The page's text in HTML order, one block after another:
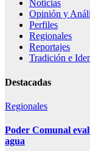
Noticias
Opinión y
Perfiles
Regionales
Reportajes
Tradición e
Destacadas
Regionales
Poder Comunal
agua